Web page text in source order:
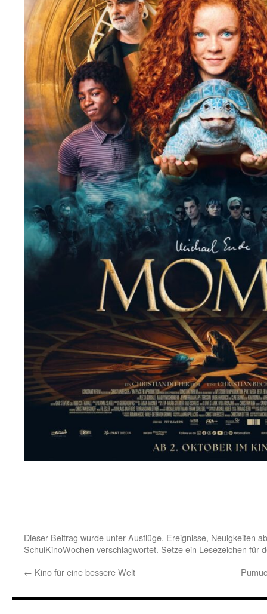
Dieser Beitrag wurde unterAusflüge, Ereignisse, Neuigkeiten
SchulKinoWochen verschlagwortet. Setze ein Lesezeichen für
← Kino für eine bessere Welt